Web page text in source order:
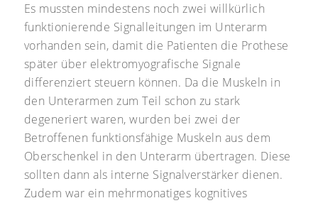
Es mussten mindestens noch zwei willkürlich
funktionierende Signalleitungen im Unterarm
vorhanden sein, damit die Patienten die Prothese
später über elektromyografische Signale
differenziert steuern können. Da die Muskeln in
den Unterarmen zum Teil schon zu stark
degeneriert waren, wurden bei zwei der
Betroffenen funktionsfähige Muskeln aus dem
Oberschenkel in den Unterarm übertragen. Diese
sollten dann als interne Signalverstärker dienen.
Zudem war ein mehrmonatiges kognitives